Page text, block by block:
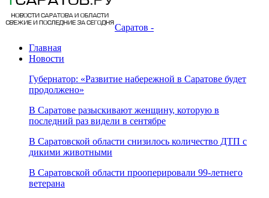
Саратов -
Главная
Новости
Губернатор: «Развитие набережной в Саратове будет
продолжено»
В Саратове разыскивают женщину, которую в
последний раз видели в сентябре
В Саратовской области снизилось количество ДТП с
дикими животными
В Саратовской области прооперировали 99-летнего
ветерана